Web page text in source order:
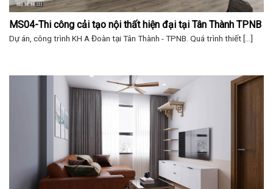
MS04-Thi công cải tạo nội thất hiện đại tại Tân Thành TPNB
Dự án, công trình KH A Đoàn tại Tân Thành - TPNB. Quá trình thiết [...]